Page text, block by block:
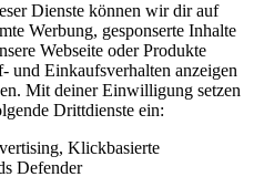
Dienste können wir dir auf
Werbung, gesponserte Inhalte
Webseite oder Produkte
und Einkaufsverhalten anzeigen
Mit deiner Einwilligung setzen
Drittdienste ein:
Klickbasierte
Defender